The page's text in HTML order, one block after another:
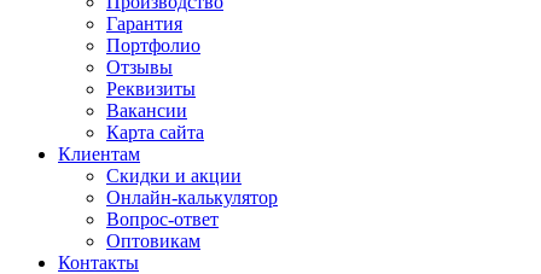
Гарантия
Портфолио
Отзывы
Реквизиты
Вакансии
Карта сайта
Клиентам
Скидки и акции
Онлайн-калькулятор
Вопрос-ответ
Оптовикам
Контакты